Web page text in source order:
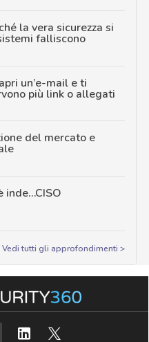
la vera sicurezza si
falliscono
un’e-mail e ti
più link o allegati
del mercato e
inde…CISO
Vedi tutti gli approfondimenti >